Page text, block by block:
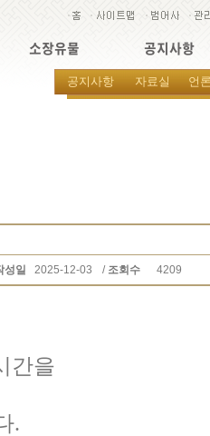
소장유물 공지사항
공지사항 자료실 언
성일 2025-12-03 / 조회수 4209
간을
.